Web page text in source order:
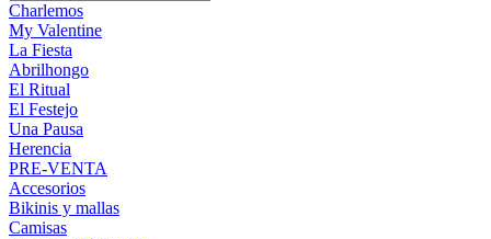
Charlemos
My Valentine
La Fiesta
Abrilhongo
El Ritual
El Festejo
Una Pausa
Herencia
PRE-VENTA
Accesorios
Bikinis y mallas
Camisas